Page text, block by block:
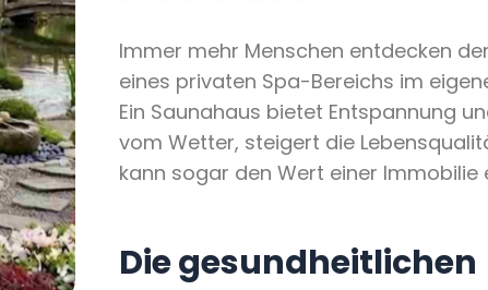
Immer mehr Menschen entdecken
eines privaten Spa-Bereichs im
Ein Saunahaus bietet Entspannung
vom Wetter, steigert die
kann sogar den Wert einer Immobilie
Die gesundheitlichen